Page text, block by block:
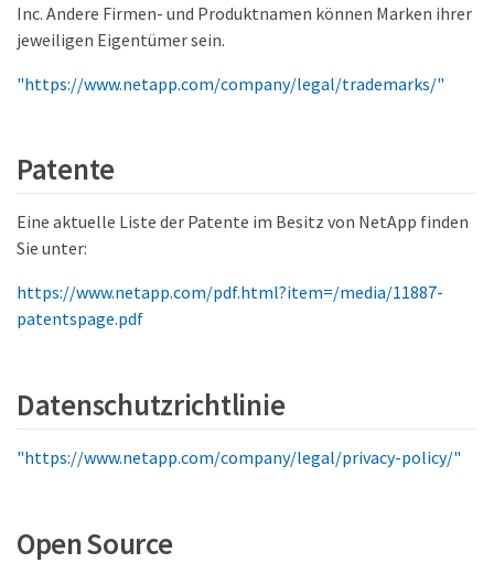
Inc. Andere Firmen- und Produktnamen können Marken ihrer
jeweiligen Eigentümer sein.
"https://www.netapp.com/company/legal/trademarks/"
Patente
Eine aktuelle Liste der Patente im Besitz von NetApp finden
Sie unter:
https://www.netapp.com/pdf.html?item=/media/11887-
patentspage.pdf
Datenschutzrichtlinie
"https://www.netapp.com/company/legal/privacy-policy/"
Open Source